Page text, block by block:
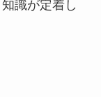
識が定着し